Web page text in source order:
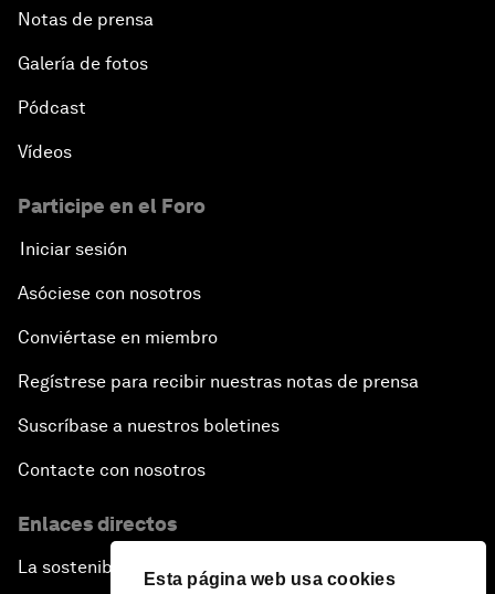
Esta página web usa cookies
Notas de prensa
Galería de fotos
Pódcast
Vídeos
Participe en el Foro
Iniciar sesión
Asóciese con nosotros
Conviértase en miembro
Regístrese para recibir nuestras notas de prensa
Suscríbase a nuestros boletines
Contacte con nosotros
Enlaces directos
La sostenibilidad en el Foro